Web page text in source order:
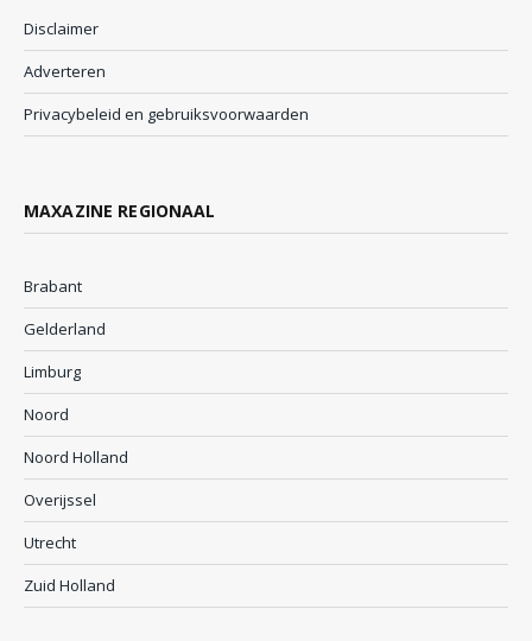
Disclaimer
Adverteren
Privacybeleid en gebruiksvoorwaarden
MAXAZINE REGIONAAL
Brabant
Gelderland
Limburg
Noord
Noord Holland
Overijssel
Utrecht
Zuid Holland